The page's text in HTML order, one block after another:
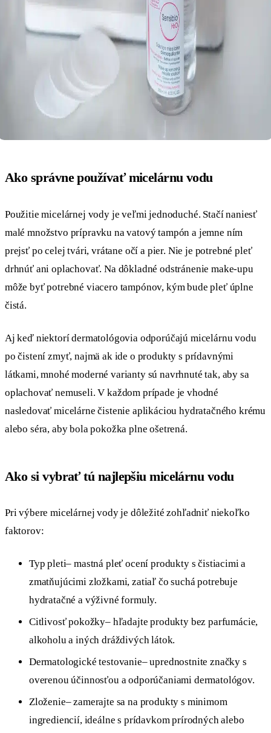
Ako správne používať micelárnu vodu
Použitie micelárnej vody je veľmi jednoduché. Stačí naniesť
malé množstvo prípravku na vatový tampón a jemne ním
prejsť po celej tvári, vrátane očí a pier. Nie je potrebné pleť
drhnúť ani oplachovať. Na dôkladné odstránenie make-upu
môže byť potrebné viacero tampónov, kým bude pleť úplne
čistá.
Aj keď niektorí dermatológovia odporúčajú micelárnu vodu
po čistení zmyť, najmä ak ide o produkty s prídavnými
látkami, mnohé moderné varianty sú navrhnuté tak, aby sa
oplachovať nemuseli. V každom prípade je vhodné
nasledovať micelárne čistenie aplikáciou hydratačného krému
alebo séra, aby bola pokožka plne ošetrená.
Ako si vybrať tú najlepšiu micelárnu vodu
Pri výbere micelárnej vody je dôležité zohľadniť niekoľko
faktorov:
Typ pleti– mastná pleť ocení produkty s čistiacimi a
zmatňujúcimi zložkami, zatiaľ čo suchá potrebuje
hydratačné a výživné formuly.
Citlivosť pokožky– hľadajte produkty bez parfumácie,
alkoholu a iných dráždivých látok.
Dermatologické testovanie– uprednostnite značky s
overenou účinnosťou a odporúčaniami dermatológov.
Zloženie– zamerajte sa na produkty s minimom
ingrediencií, ideálne s prídavkom prírodných alebo